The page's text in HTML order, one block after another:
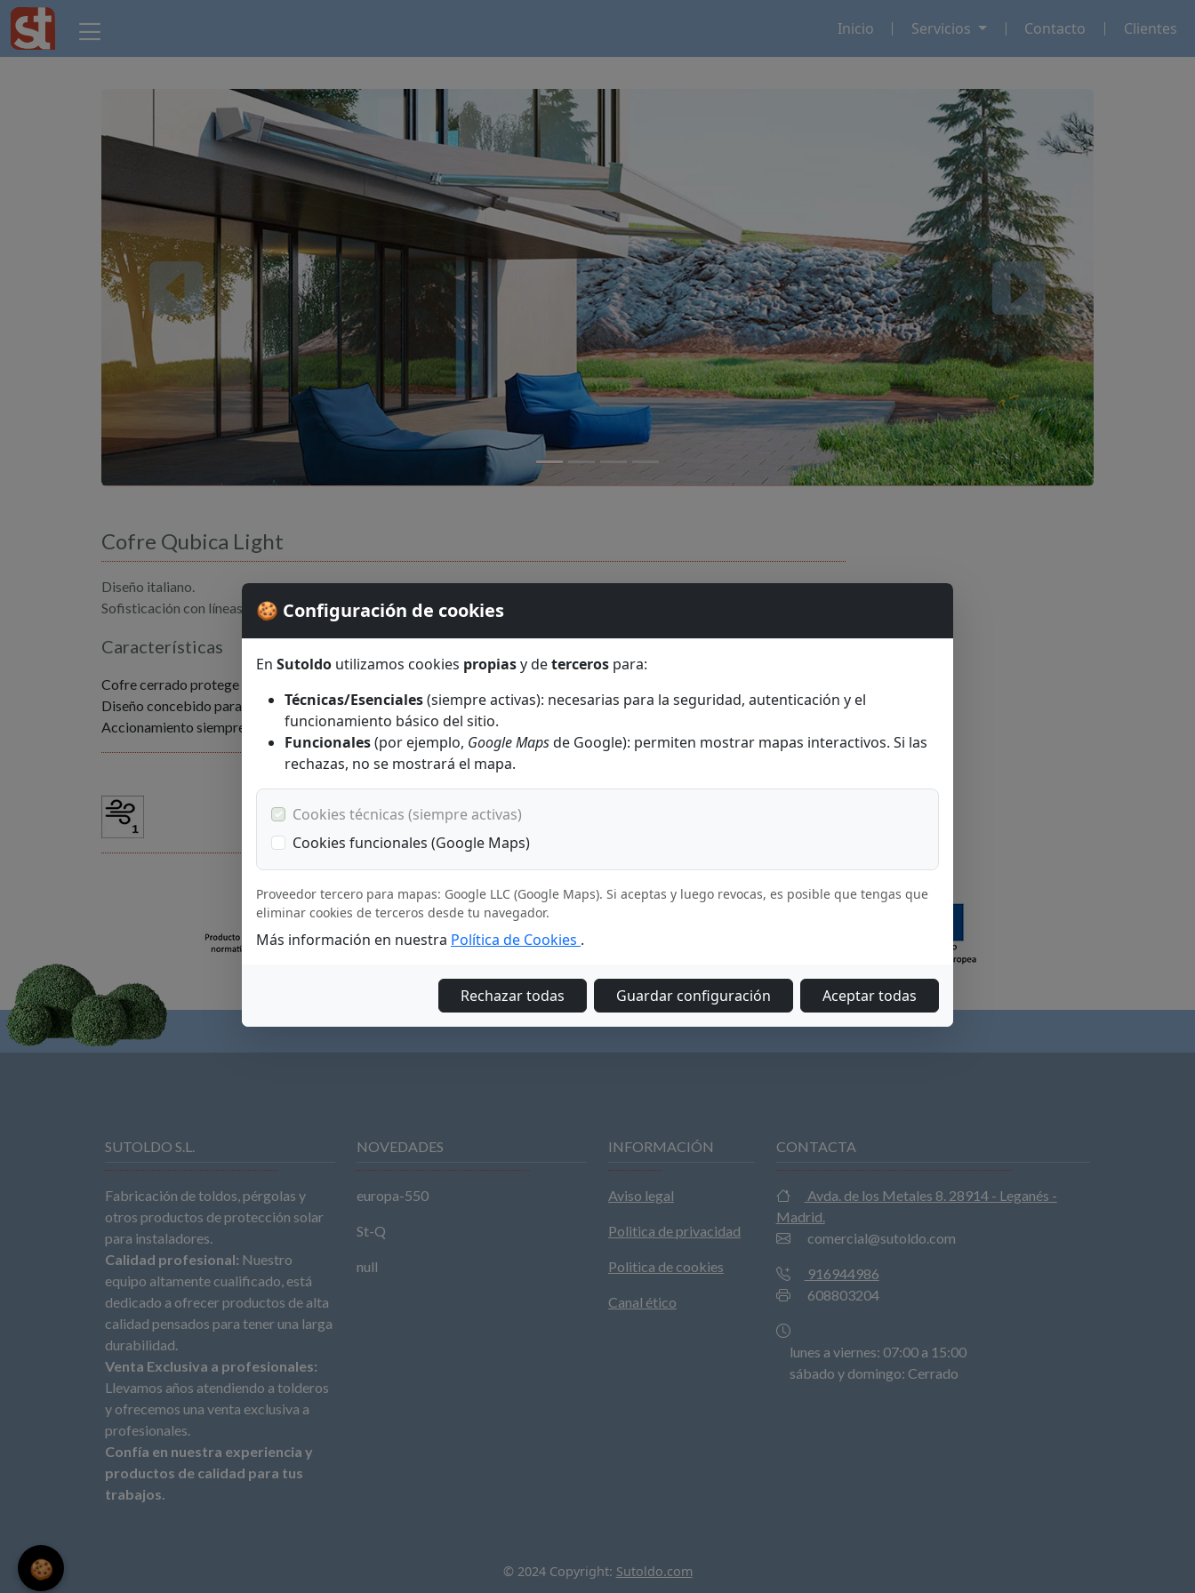
Inicio Servicios Contacto Clientes
Previous Next
Cofre Qubica Light
Diseño italiano.
Sofisticación con líneas sobrias y puras
Características
Cofre cerrado protege lona y mecanismos.
Diseño concebido para embellecer la fachada.
Accionamiento siempre con motor.
SUTOLDO S.L.
Fabricación de toldos, pérgolas y
otros productos de protección solar
para instaladores.
Calidad profesional: Nuestro
equipo altamente cualificado, está
dedicado a ofrecer productos de alta
calidad pensados para tener una larga
durabilidad.
Venta Exclusiva a profesionales:
Llevamos años atendiendo a tolderos
y ofrecemos una venta exclusiva a
profesionales.
Confía en nuestra experiencia y
productos de calidad para tus
trabajos.
NOVEDADES
europa-550
St-Q
null
INFORMACIÓN
Aviso legal
Politica de privacidad
Politica de cookies
Canal ético
CONTACTA
Avda. de los Metales 8. 28914 - Leganés -
Madrid.
comercial@sutoldo.com
916944986
608803204
lunes a viernes: 07:00 a 15:00
sábado y domingo: Cerrado
© 2024 Copyright: Sutoldo.com
🍪 Configuración de cookies
En Sutoldo utilizamos cookies propiasy deterceros para:
Técnicas/Esenciales(siempre activas): necesarias para la seguridad, autenticación y el
funcionamiento básico del sitio.
Funcionales(por ejemplo, Google Mapsde Google): permiten mostrar mapas interactivos. Si las
rechazas, no se mostrará el mapa.
Cookies técnicas (siempre activas)
Cookies funcionales (Google Maps)
Proveedor tercero para mapas: Google LLC (Google Maps). Si aceptas y luego revocas, es posible que tengas que
eliminar cookies de terceros desde tu navegador.
Más información en nuestra Política de Cookies .
Rechazar todas Guardar configuración Aceptar todas
🍪